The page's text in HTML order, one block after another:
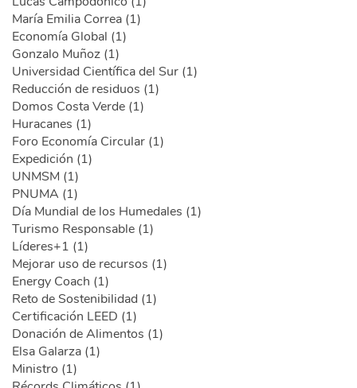
María Emilia Correa (1)
Economía Global (1)
Gonzalo Muñoz (1)
Universidad Científica del Sur (1)
Reducción de residuos (1)
Domos Costa Verde (1)
Huracanes (1)
Foro Economía Circular (1)
Expedición (1)
UNMSM (1)
PNUMA (1)
Día Mundial de los Humedales (1)
Turismo Responsable (1)
Líderes+1 (1)
Mejorar uso de recursos (1)
Energy Coach (1)
Reto de Sostenibilidad (1)
Certificación LEED (1)
Donación de Alimentos (1)
Elsa Galarza (1)
Ministro (1)